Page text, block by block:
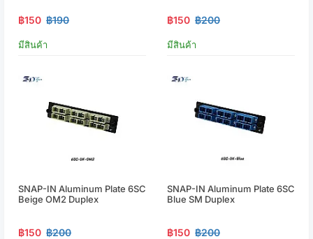
฿150 ฿190
มีสินค้า
฿150 ฿200
มีสินค้า
SNAP-IN Aluminum Plate 6SC
Beige OM2 Duplex
฿150 ฿200
SNAP-IN Aluminum Plate 6SC
Blue SM Duplex
฿150 ฿200